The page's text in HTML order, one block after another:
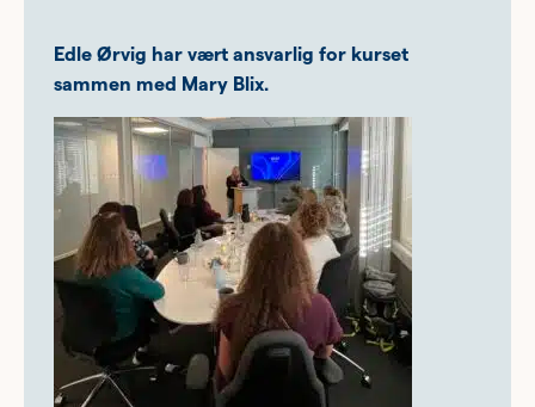
Edle Ørvig har vært ansvarlig for kurset
sammen med Mary Blix.